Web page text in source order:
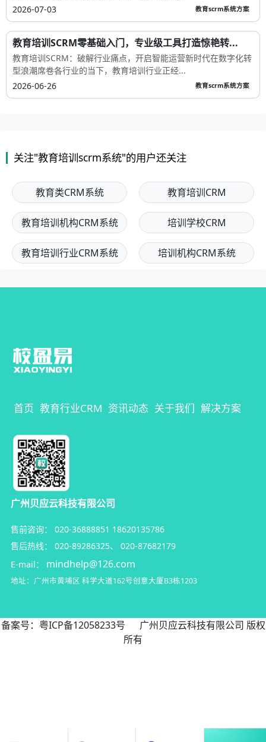
2026-07-03
教育scrm系统方案
教育培训SCRM零基础入门，专业级工具打造惊艳转...
教育培训SCRM：破解行业痛点，开启智能运营新时代在数字化转
型浪潮席卷各行业的当下，教育培训行业正经...
2026-06-26
教育scrm系统方案
关注"教育培训scrm系统"的用户还关注
教育类CRM系统 教育培训CRM
教育培训机构CRM系统 培训学校CRM
教育培训行业CRM系统 培训机构CRM系统
首页 教育行业CRM 资讯动态 关于我们 解决方案
广州贝应云科技有限公司
售前咨询： 020-36888851 18620135786
售后热线：
020-89286325、 020-87682179
E-mail：
mindhelp@126.com
地址：广州市黄埔区 科学大道162号创意大厦B3栋1203
备案号： 粤ICP备12058233号 广州贝应云科技有限公司 版权
所有